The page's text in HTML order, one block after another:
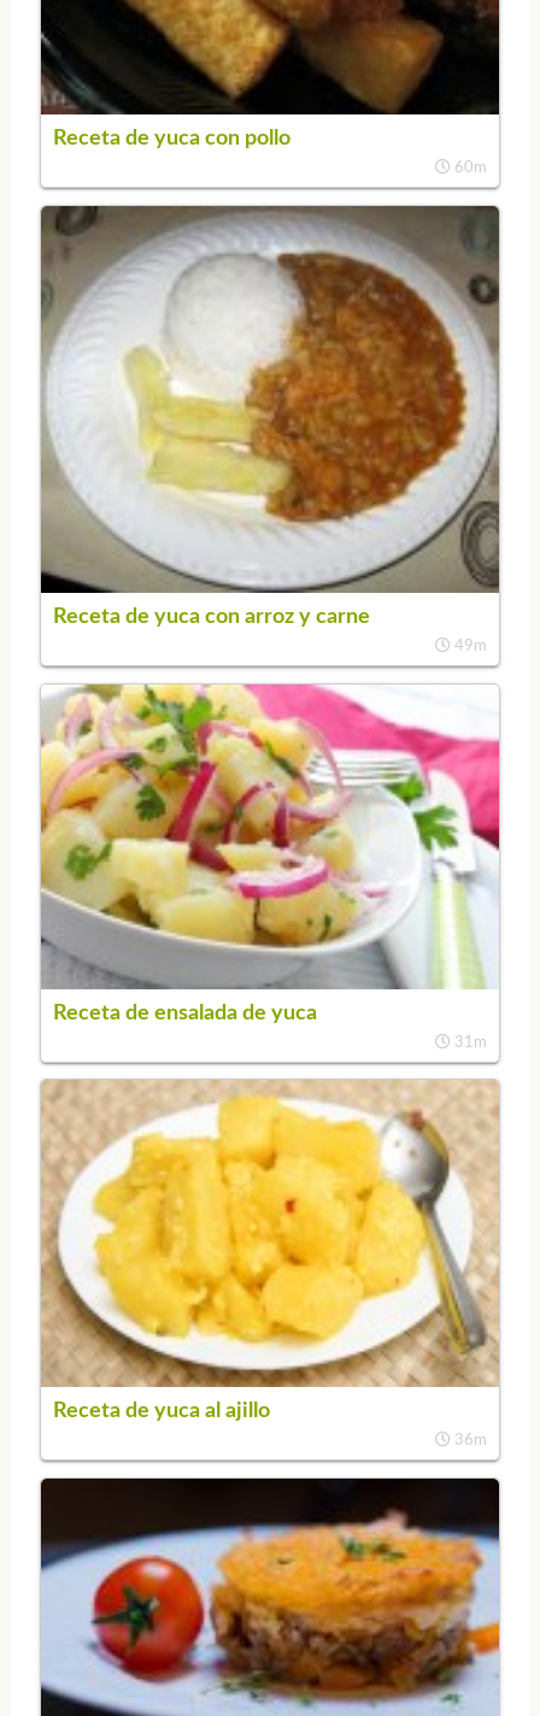
Receta de yuca con pollo
60m
Receta de yuca con arroz y carne
49m
Receta de ensalada de yuca
31m
Receta de yuca al ajillo
36m